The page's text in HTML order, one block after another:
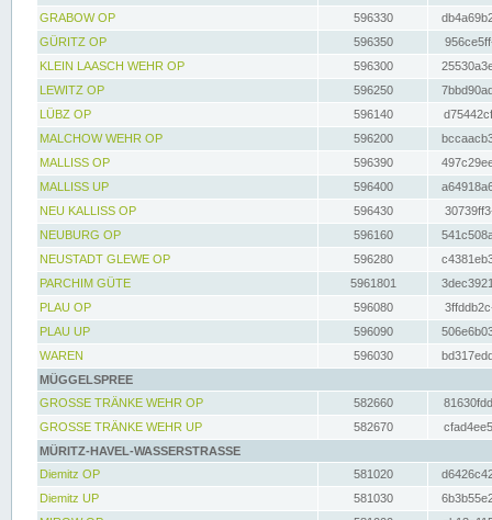
GRABOW OP
596330
GÜRITZ OP
596350
KLEIN LAASCH WEHR OP
596300
LEWITZ OP
596250
LÜBZ OP
596140
MALCHOW WEHR OP
596200
MALLISS OP
596390
MALLISS UP
596400
NEU KALLISS OP
596430
NEUBURG OP
596160
NEUSTADT GLEWE OP
596280
PARCHIM GÜTE
5961801
PLAU OP
596080
PLAU UP
596090
WAREN
596030
MÜGGELSPREE
GROSSE TRÄNKE WEHR OP
582660
GROSSE TRÄNKE WEHR UP
582670
MÜRITZ-HAVEL-WASSERSTRASSE
Diemitz OP
581020
Diemitz UP
581030